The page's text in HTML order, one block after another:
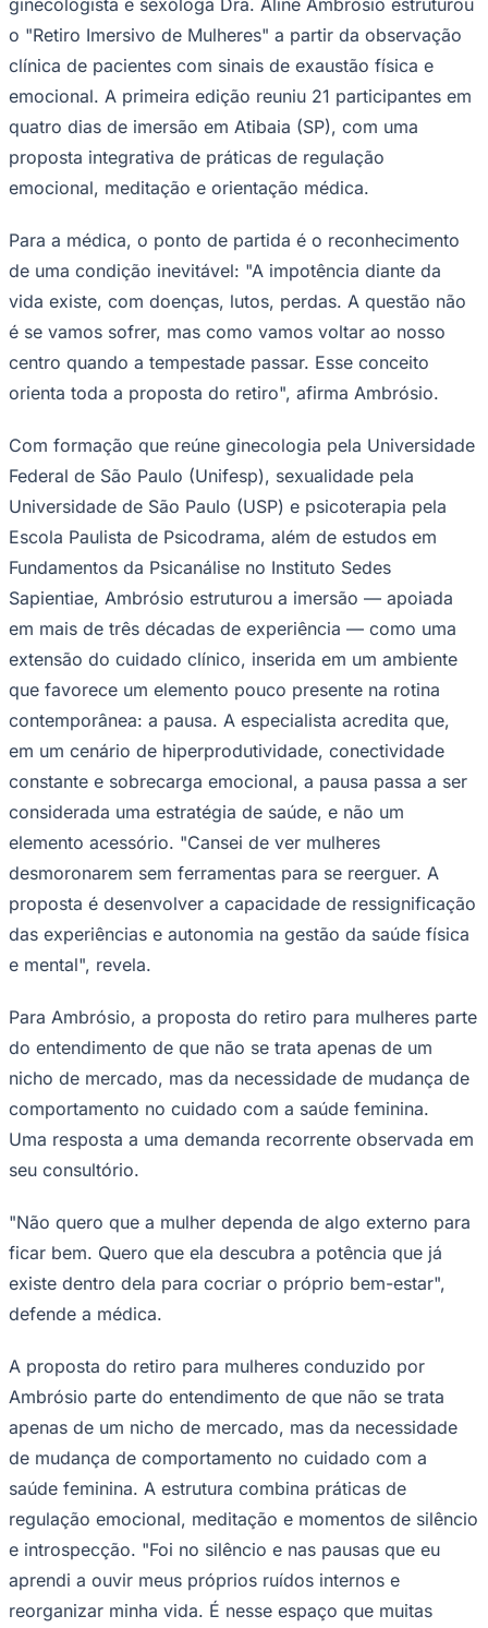
Corinthians
São Paulo
o "Retiro Imersivo de Mulheres" a partir da observação
clínica de pacientes com sinais de exaustão física e
emocional. A primeira edição reuniu 21 participantes em
quatro dias de imersão em Atibaia (SP), com uma
proposta integrativa de práticas de regulação
emocional, meditação e orientação médica.
Para a médica, o ponto de partida é o reconhecimento
de uma condição inevitável: "A impotência diante da
vida existe, com doenças, lutos, perdas. A questão não
é se vamos sofrer, mas como vamos voltar ao nosso
centro quando a tempestade passar. Esse conceito
orienta toda a proposta do retiro", afirma Ambrósio.
Com formação que reúne ginecologia pela Universidade
Federal de São Paulo (Unifesp), sexualidade pela
Universidade de São Paulo (USP) e psicoterapia pela
Escola Paulista de Psicodrama, além de estudos em
Fundamentos da Psicanálise no Instituto Sedes
Sapientiae, Ambrósio estruturou a imersão — apoiada
em mais de três décadas de experiência — como uma
extensão do cuidado clínico, inserida em um ambiente
que favorece um elemento pouco presente na rotina
contemporânea: a pausa. A especialista acredita que,
em um cenário de hiperprodutividade, conectividade
constante e sobrecarga emocional, a pausa passa a ser
considerada uma estratégia de saúde, e não um
elemento acessório. "Cansei de ver mulheres
desmoronarem sem ferramentas para se reerguer. A
proposta é desenvolver a capacidade de ressignificação
das experiências e autonomia na gestão da saúde física
e mental", revela.
Para Ambrósio, a proposta do retiro para mulheres parte
do entendimento de que não se trata apenas de um
nicho de mercado, mas da necessidade de mudança de
comportamento no cuidado com a saúde feminina.
Uma resposta a uma demanda recorrente observada em
seu consultório.
"Não quero que a mulher dependa de algo externo para
ficar bem. Quero que ela descubra a potência que já
existe dentro dela para cocriar o próprio bem-estar",
defende a médica.
A proposta do retiro para mulheres conduzido por
Ambrósio parte do entendimento de que não se trata
apenas de um nicho de mercado, mas da necessidade
de mudança de comportamento no cuidado com a
saúde feminina. A estrutura combina práticas de
regulação emocional, meditação e momentos de silêncio
e introspecção. "Foi no silêncio e nas pausas que eu
aprendi a ouvir meus próprios ruídos internos e
reorganizar minha vida. É nesse espaço que muitas